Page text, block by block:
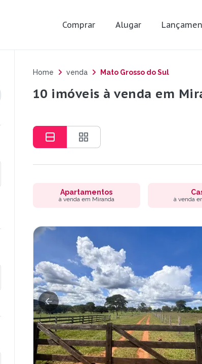
Comprar Alugar
Home venda Mato Grosso do Sul
10 imóveis à venda em
Apartamentos
à venda em Miranda à venda